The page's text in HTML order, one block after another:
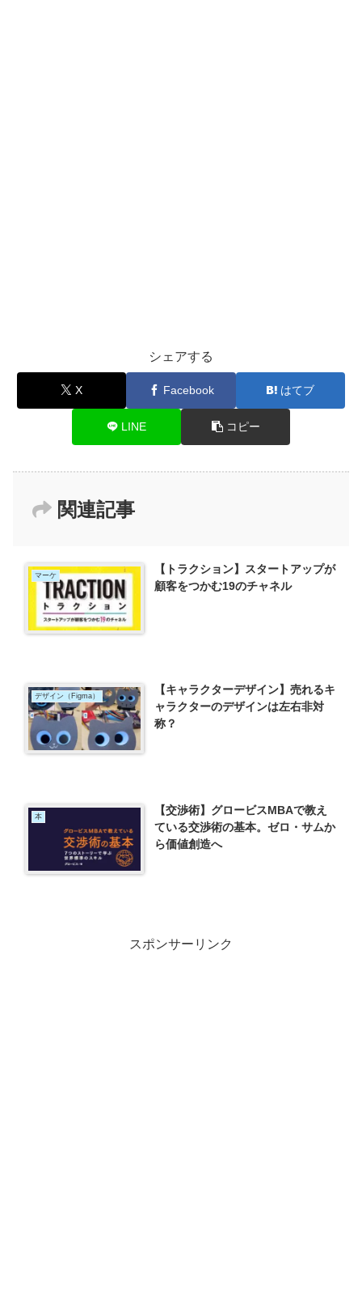
シェアする
X Facebook はてブ
LINE コピー
関連記事
マーケ
【トラクション】スタートアップが
顧客をつかむ19のチャネル
デザイン（Figma）
【キャラクターデザイン】売れるキ
ャラクターのデザインは左右非対
称？
本
【交渉術】グロービスMBAで教え
ている交渉術の基本。ゼロ・サムか
ら価値創造へ
スポンサーリンク